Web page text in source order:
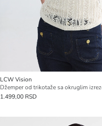
LCW Vision
1.499,00 RSD